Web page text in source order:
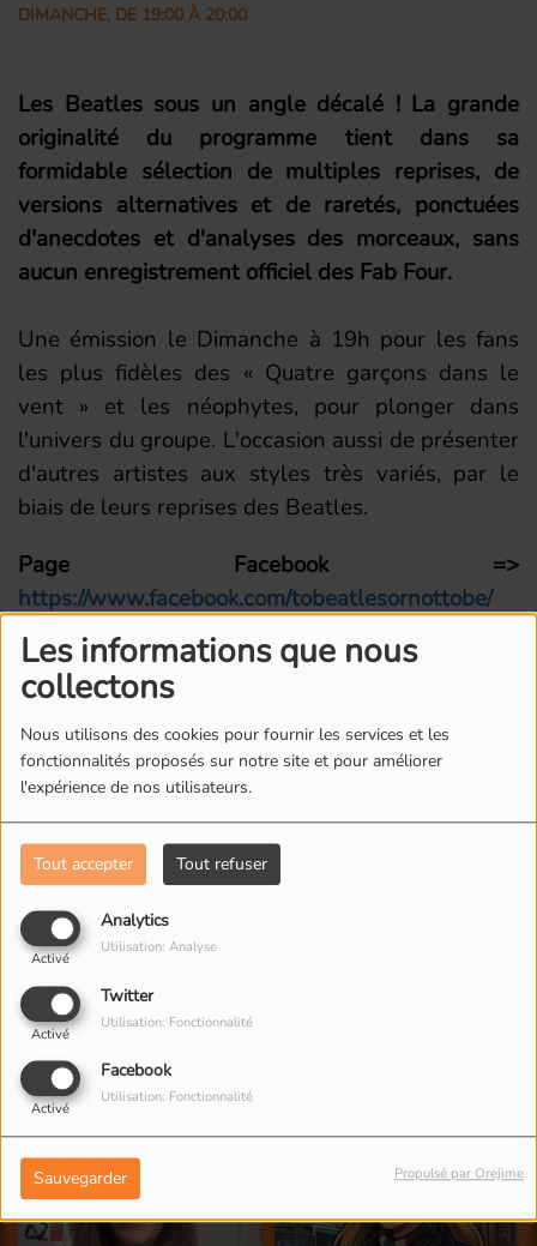
Les informations que nous
collectons
Nous utilisons des cookies pour fournir les services et les
fonctionnalités proposés sur notre site et pour améliorer
l'expérience de nos utilisateurs.
Tout accepter Tout refuser
Analytics
Activé
Utilisation: Analyse
Twitter
Activé
Utilisation: Fonctionnalité
Facebook
Activé
Utilisation: Fonctionnalité
Sauvegarder Propulsé par Orejime
DIMANCHE, DE 19:00 À 20:00
Les Beatles sous un angle décalé ! La grande
originalité du programme tient dans sa
formidable sélection de multiples reprises, de
versions alternatives et de raretés, ponctuées
d'anecdotes et d'analyses des morceaux, sans
aucun enregistrement officiel des Fab Four.
Une émission le Dimanche à 19h pour les fans
les plus fidèles des « Quatre garçons dans le
vent » et les néophytes, pour plonger dans
l'univers du groupe. L'occasion aussi de présenter
d'autres artistes aux styles très variés, par le
biais de leurs reprises des Beatles.
Page Facebook =>
https://www.facebook.com/tobeatlesornottobe/
L'ÉQUIPE DE RADIO M'S